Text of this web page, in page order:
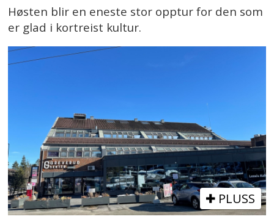
Høsten blir en eneste stor opptur for den som
er glad i kortreist kultur.
PLUSS